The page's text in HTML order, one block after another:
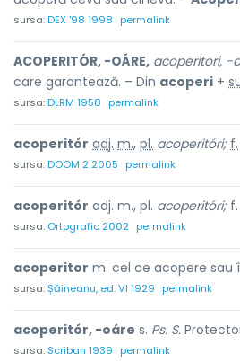
sursa:DEX '98 1998 permalink
ACOPERITÓR, -OÁRE, acoperitori, -
care garantează. – Din acoperi +
sursa:DLRM 1958 permalink
acoperitór adj. m., pl. acoperitóri; f.
sursa:DOOM 2 2005 permalink
acoperitór adj. m., pl. acoperitóri;f.
sursa: Ortografic 2002 permalink
acoperitor m. cel ce acopere sau
sursa:Șăineanu, ed. VI 1929 permalink
acoperitór, -oáre s. Ps. S.
sursa: Scriban 1939 permalink